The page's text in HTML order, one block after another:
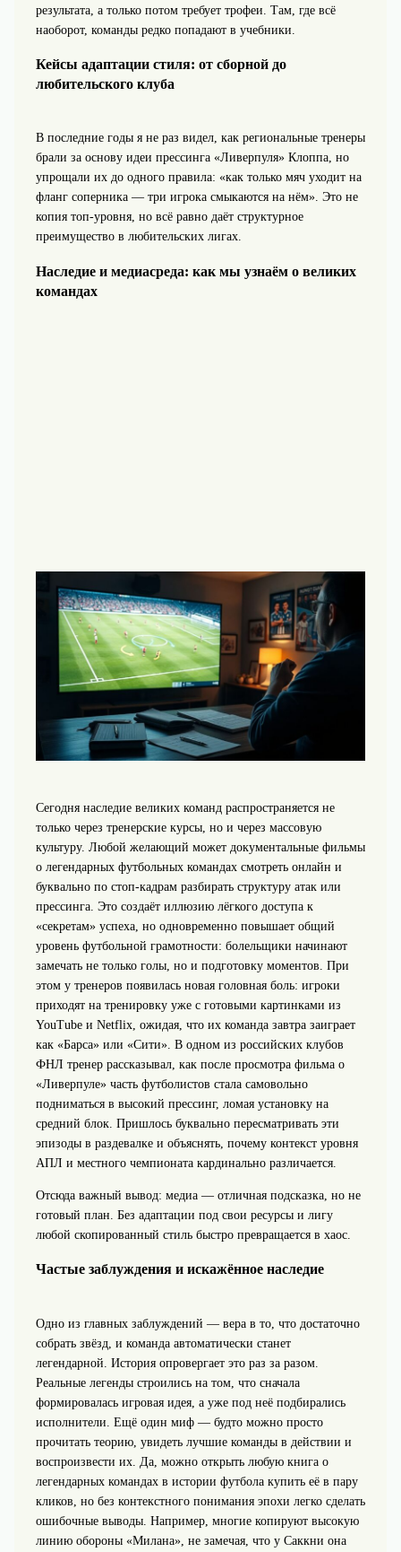
результата, а только потом требует трофеи. Там, где всё
наоборот, команды редко попадают в учебники.
Кейсы адаптации стиля: от сборной до
любительского клуба
В последние годы я не раз видел, как региональные тренеры
брали за основу идеи прессинга «Ливерпуля» Клоппа, но
упрощали их до одного правила: «как только мяч уходит на
фланг соперника — три игрока смыкаются на нём». Это не
копия топ‑уровня, но всё равно даёт структурное
преимущество в любительских лигах.
Наследие и медиасреда: как мы узнаём о великих
командах
Сегодня наследие великих команд распространяется не
только через тренерские курсы, но и через массовую
культуру. Любой желающий может документальные фильмы
о легендарных футбольных командах смотреть онлайн и
буквально по стоп‑кадрам разбирать структуру атак или
прессинга. Это создаёт иллюзию лёгкого доступа к
«секретам» успеха, но одновременно повышает общий
уровень футбольной грамотности: болельщики начинают
замечать не только голы, но и подготовку моментов. При
этом у тренеров появилась новая головная боль: игроки
приходят на тренировку уже с готовыми картинками из
YouTube и Netflix, ожидая, что их команда завтра заиграет
как «Барса» или «Сити». В одном из российских клубов
ФНЛ тренер рассказывал, как после просмотра фильма о
«Ливерпуле» часть футболистов стала самовольно
подниматься в высокий прессинг, ломая установку на
средний блок. Пришлось буквально пересматривать эти
эпизоды в раздевалке и объяснять, почему контекст уровня
АПЛ и местного чемпионата кардинально различается.
Отсюда важный вывод: медиа — отличная подсказка, но не
готовый план. Без адаптации под свои ресурсы и лигу
любой скопированный стиль быстро превращается в хаос.
Частые заблуждения и искажённое наследие
Одно из главных заблуждений — вера в то, что достаточно
собрать звёзд, и команда автоматически станет
легендарной. История опровергает это раз за разом.
Реальные легенды строились на том, что сначала
формировалась игровая идея, а уже под неё подбирались
исполнители. Ещё один миф — будто можно просто
прочитать теорию, увидеть лучшие команды в действии и
воспроизвести их. Да, можно открыть любую книга о
легендарных командах в истории футбола купить её в пару
кликов, но без контекстного понимания эпохи легко сделать
ошибочные выводы. Например, многие копируют высокую
линию обороны «Милана», не замечая, что у Саккни она